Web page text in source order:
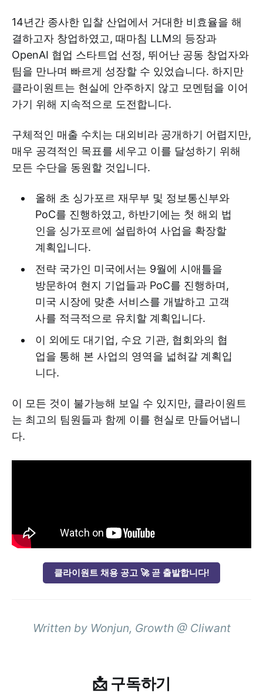
14년간 종사한 입찰 산업에서 거대한 비효율을 해
결하고자 창업하였고, 때마침 LLM의 등장과
OpenAI 협업 스타트업 선정, 뛰어난 공동 창업자와
팀을 만나며 빠르게 성장할 수 있었습니다. 하지만
클라이원트는 현실에 안주하지 않고 모멘텀을 이어
가기 위해 지속적으로 도전합니다.
구체적인 매출 수치는 대외비라 공개하기 어렵지만,
매우 공격적인 목표를 세우고 이를 달성하기 위해
모든 수단을 동원할 것입니다.
올해 초 싱가포르 재무부 및 정보통신부와
PoC를 진행하였고, 하반기에는 첫 해외 법
인을 싱가포르에 설립하여 사업을 확장할
계획입니다.
전략 국가인 미국에서는 9월에 시애틀을
방문하여 현지 기업들과 PoC를 진행하며,
미국 시장에 맞춘 서비스를 개발하고 고객
사를 적극적으로 유치할 계획입니다.
이 외에도 대기업, 수요 기관, 협회와의 협
업을 통해 본 사업의 영역을 넓혀갈 계획입
니다.
이 모든 것이 불가능해 보일 수 있지만, 클라이원트
는 최고의 팀원들과 함께 이를 현실로 만들어냅니
다.
클라이원트 채용 공고 🚀 곧 출발합니다!
Written by Wonjun, Growth @ Cliwant
📩 구독하기